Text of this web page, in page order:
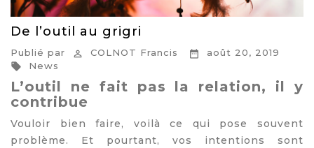
De l’outil au grigri
Publié par  COLNOT Francis 
août 20, 2019
 News
L’outil ne fait pas la relation, il y
contribue
Vouloir bien faire, voilà ce qui pose souvent
problème. Et pourtant, vos intentions sont